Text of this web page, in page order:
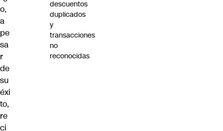
o,
a
pe
sa
r
de
su
éxi
to,
re
ci
descuentos
duplicados
y
transacciones
no
reconocidas